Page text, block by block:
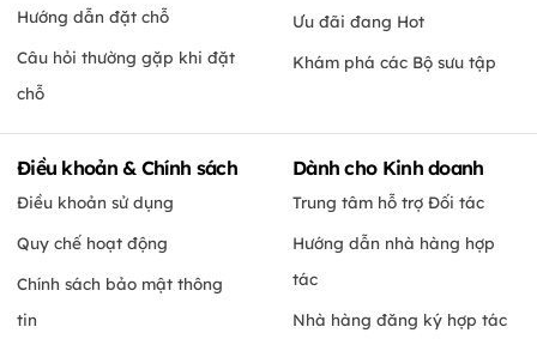
Hướng dẫn đặt chỗ
Câu hỏi thường gặp khi đặt
chỗ
Ưu đãi đang Hot
Khám phá các Bộ sưu tập
Điều khoản & Chính sách
Điều khoản sử dụng
Quy chế hoạt động
Chính sách bảo mật thông
tin
Dành cho Kinh doanh
Trung tâm hỗ trợ Đối tác
Hướng dẫn nhà hàng hợp
tác
Nhà hàng đăng ký hợp tác